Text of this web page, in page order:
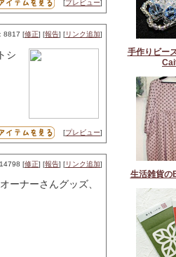
[プレビュー]
8817 [修正] [報告] [リンク追加]
シ
[プレビュー]
[修正] [報告] [リンク追加]
ーナーさんグッズ、
手作りビー
生活雑貨の